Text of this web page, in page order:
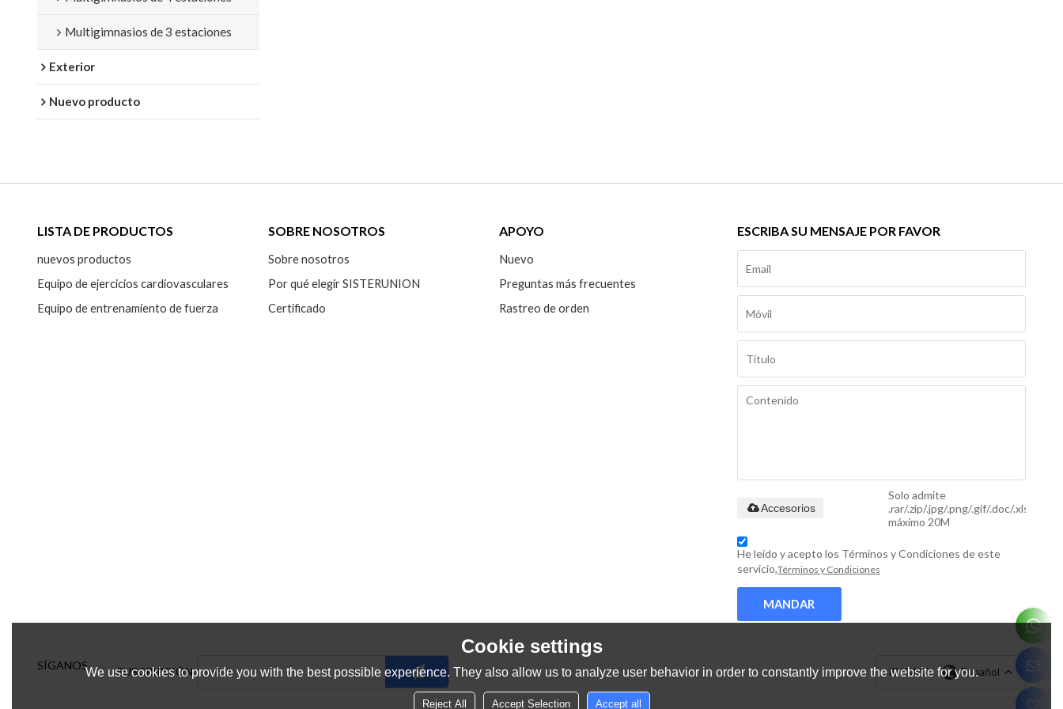
Multigimnasios de 3 estaciones
Exterior
Nuevo producto
LISTA DE PRODUCTOS
nuevos productos
Equipo de ejercicios cardiovasculares
Equipo de entrenamiento de fuerza
SOBRE NOSOTROS
Sobre nosotros
Por qué elegir SISTERUNION
Certificado
APOYO
Nuevo
Preguntas más frecuentes
Rastreo de orden
ESCRIBA SU MENSAJE POR FAVOR
Solo admite
.rar/.zip/.jpg/.png/.gif/.doc/.xls/.pdf,
máximo 20M
Accesorios
He leido y acepto los Términos y Condiciones de este
servicio,Términos y Condiciones
MANDAR
SÍGANOS SUSCRIPCIÓN IDIOMA: Español
Cookie settings
We use cookies to provide you with the best possible experience. They also allow us to analyze user behavior in order to constantly improve the website for you.
Reject All Accept Selection Accept all